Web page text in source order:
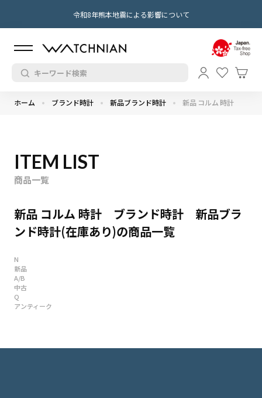
令和8年熊本地震による影響について
ホーム ブランド時計 新品ブランド時計 新品 コルム 時計
ITEM LIST
商品一覧
新品 コルム 時計 ブランド時計 新品ブラ
ンド時計(在庫あり)の商品一覧
N
新品
A/B
中古
Q
アンティーク